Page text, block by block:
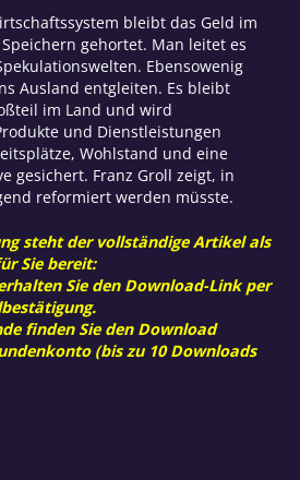
bleibt das Geld im
gehortet. Man leitet es
Ebensowenig
Ausland entgleiten. Es bleibt
im Land und wird
und Dienstleistungen
Wohlstand und eine
gesichert. Franz Groll zeigt, in
reformiert werden müsste.
steht der vollständige Artikel als
Sie bereit:
Sie den Download-Link per
finden Sie den Download
(bis zu 10 Downloads